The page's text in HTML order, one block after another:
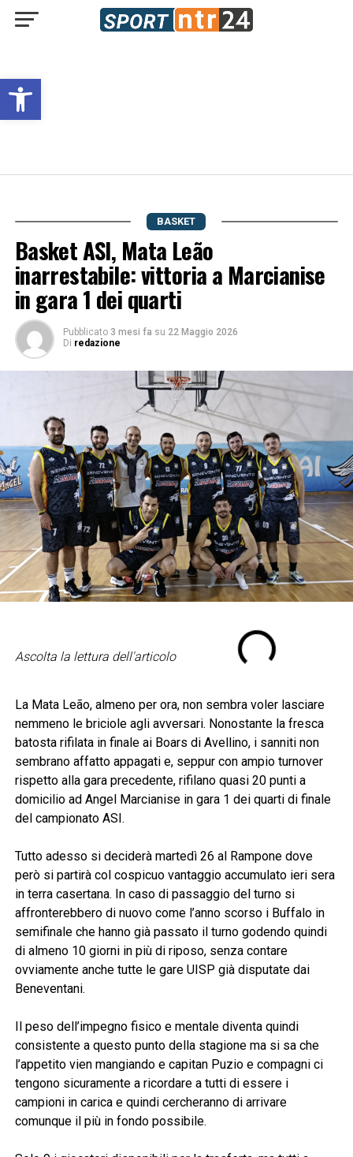
Open toolbar
BASKET
Basket ASI, Mata Leão
inarrestabile: vittoria a Marcianise
in gara 1 dei quarti
Pubblicato 3 mesi fa su 22 Maggio 2026
Di redazione
Ascolta la lettura dell'articolo
La Mata Leão, almeno per ora, non sembra voler lasciare
nemmeno le briciole agli avversari. Nonostante la fresca
batosta rifilata in finale ai Boars di Avellino, i sanniti non
sembrano affatto appagati e, seppur con ampio turnover
rispetto alla gara precedente, rifilano quasi 20 punti a
domicilio ad Angel Marcianise in gara 1 dei quarti di finale
del campionato ASI.
Tutto adesso si deciderà martedì 26 al Rampone dove
però si partirà col cospicuo vantaggio accumulato ieri sera
in terra casertana. In caso di passaggio del turno si
affronterebbero di nuovo come l’anno scorso i Buffalo in
semifinale che hanno già passato il turno godendo quindi
di almeno 10 giorni in più di riposo, senza contare
ovviamente anche tutte le gare UISP già disputate dai
Beneventani.
Il peso dell’impegno fisico e mentale diventa quindi
consistente a questo punto della stagione ma si sa che
l’appetito vien mangiando e capitan Puzio e compagni ci
tengono sicuramente a ricordare a tutti di essere i
campioni in carica e quindi cercheranno di arrivare
comunque il più in fondo possibile.